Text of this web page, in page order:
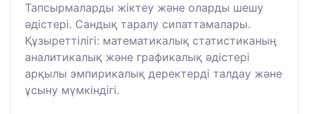
Тапсырмаларды жіктеу және оларды шешу
әдістері. Сандық таралу сипаттамалары.
Құзыреттілігі: математикалық статистиканың
аналитикалық және графикалық әдістері
арқылы эмпирикалық деректерді талдау және
ұсыну мүмкіндігі.